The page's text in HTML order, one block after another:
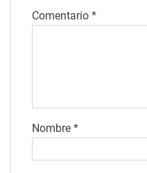
Comentario *
Nombre *